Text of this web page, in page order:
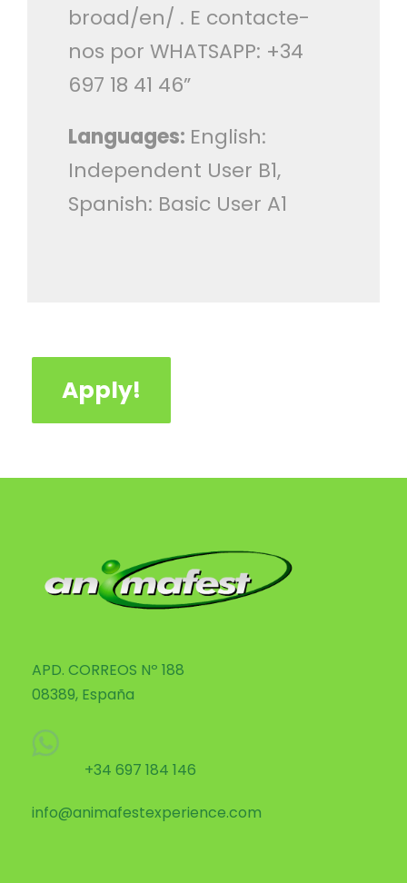
broad/en/ . E contacte-
nos por WHATSAPP: +34
697 18 41 46”
Languages: English:
Independent User B1,
Spanish: Basic User A1
Apply!
APD. CORREOS Nº 188
08389, España
+34 697 184 146
info@animafestexperience.com